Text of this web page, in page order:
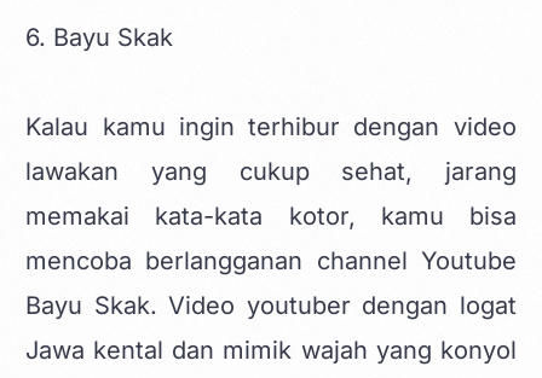
6. Bayu Skak
Kalau kamu ingin terhibur dengan video
lawakan yang cukup sehat, jarang
memakai kata-kata kotor, kamu bisa
mencoba berlangganan channel Youtube
Bayu Skak.Video youtuber dengan logat
Jawa kental dan mimik wajah yang konyol